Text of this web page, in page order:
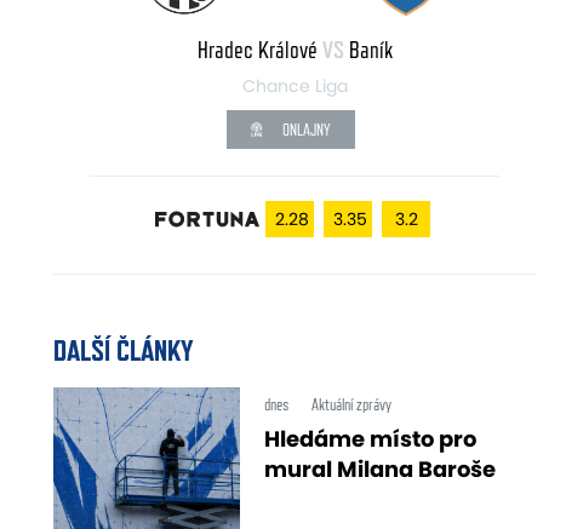
Hradec Králové VS Baník
Chance Liga
ONLAJNY
2.28 3.35 3.2
DALŠÍ ČLÁNKY
dnes Aktuální zprávy
Hledáme místo pro
mural Milana Baroše